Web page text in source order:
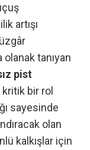
artışı
olanak tanıyan
pist
bir rol
sayesinde
olan
kalkışlar için